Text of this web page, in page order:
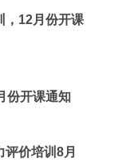
，12月份开课
份开课通知
评价培训8月